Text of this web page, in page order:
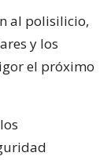
al polisilicio,
y los
el próximo